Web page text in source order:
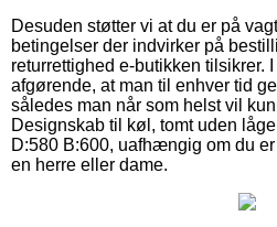
Desuden støtter vi at du er på
betingelser der indvirker på
returrettighed e-butikken tilsikrer.
afgørende, at man til enhver tid
således man når som helst vil
Designskab til køl, tomt uden
D:580 B:600, uafhængig om du
en herre eller dame.